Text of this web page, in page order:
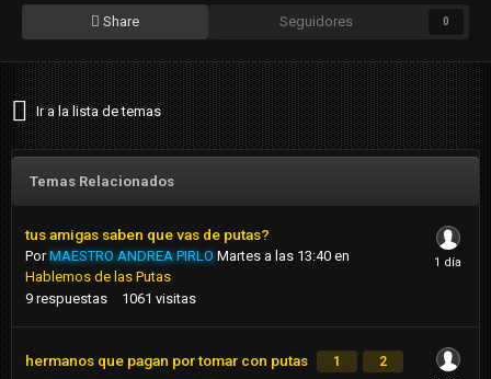
Share Seguidores 0
Ir a la lista de temas
Temas Relacionados
tus amigas saben que vas de putas?
PorMAESTRO ANDREA PIRLO Martes a las 13:40 en
Hablemos de las Putas
9 respuestas 1061 visitas
hermanos que pagan por tomar con putas 1 2